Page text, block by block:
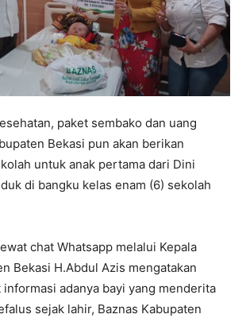
paket sembako dan uang
Bekasi pun akan berikan
untuk anak pertama dari Dini
di bangku kelas enam (6) sekolah
chat Whatsapp melalui Kepala
Bekasi H.Abdul Azis mengatakan
adanya bayi yang menderita
sejak lahir, Baznas Kabupaten